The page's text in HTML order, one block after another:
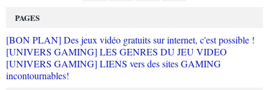
PAGES
[BON PLAN] Des jeux vidéo gratuits sur internet, c'est possible !
[UNIVERS GAMING] LES GENRES DU JEU VIDEO
[UNIVERS GAMING] LIENS vers des sites GAMING
incontournables!